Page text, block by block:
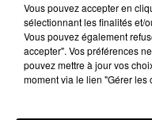
9 octobre 2024 - 1 min
L'AGENDA DU
Vous pouvez accepter en
sélectionnant les finalités et/
Vous pouvez également
accepter". Vos préférences
pouvez mettre à jour vos
moment via le lien "Gérer